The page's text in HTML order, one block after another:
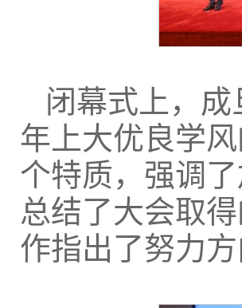
闭幕式上，
年上大优良学
个特质，强调
总结了大会取
作指出了努力方